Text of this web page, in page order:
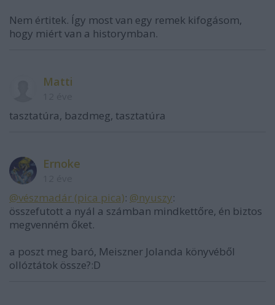
Nem értitek. Így most van egy remek kifogásom,
hogy miért van a historymban.
Matti
tasztatúra, bazdmeg, tasztatúra
Ernoke
@vészmadár (pica pica): @nyuszy:
összefutott a nyál a számban mindkettőre, én biztos
megvenném őket.
a poszt meg baró, Meiszner Jolanda könyvéből
ollóztátok össze?:D